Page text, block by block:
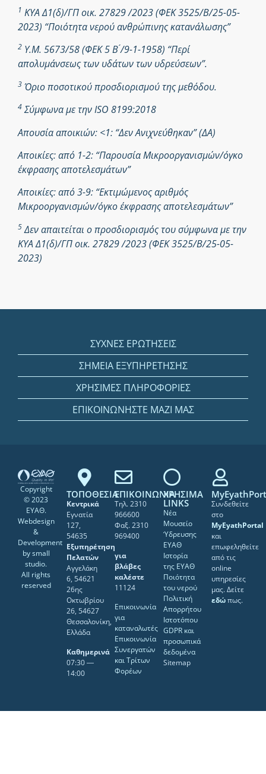
1 ΚΥΑ Δ1(δ)/ΓΠ οικ. 27829 /2023 (ΦΕΚ 3525/Β/25-05-
2023) “Ποιότητα νερού ανθρώπινης κατανάλωσης”
2 Υ.Μ. 5673/58 (ΦΕΚ 5 Β ́/9-1-1958) “Περί
απολυμάνσεως των υδάτων των υδρεύσεων”.
3 Όριο ποσοτικού προσδιορισμού της μεθόδου.
4Σύμφωνα με την ISO 8199:2018
Απουσία αποικιών: <1: “Δεν Ανιχνεύθηκαν” (ΔΑ)
Αποικίες: από 1-2: “Παρουσία Μικροοργανισμών/όγκο
έκφρασης αποτελεσμάτων”
Αποικίες: από 3-9: “Εκτιμώμενος αριθμός
Μικροοργανισμών/όγκο έκφρασης αποτελεσμάτων”
5Δεν απαιτείται ο προσδιορισμός του σύμφωνα με την
ΚΥΑ Δ1(δ)/ΓΠ οικ. 27829 /2023 (ΦΕΚ 3525/Β/25-05-
2023)
ΣΥΧΝΕΣ ΕΡΩΤΗΣΕΙΣ
ΣΗΜΕΙΑ ΕΞΥΠΗΡΕΤΗΣΗΣ
ΧΡΗΣΙΜΕΣ ΠΛΗΡΟΦΟΡΙΕΣ
ΕΠΙΚΟΙΝΩΝΗΣΤΕ ΜΑΖΙ ΜΑΣ
Copyright
© 2023
ΕΥΑΘ.
Webdesign
&
Development
bysmall
studio.
All rights
reserved
ΤΟΠΟΘΕΣΙΑ
Κεντρικά
Εγνατία
127,
54635
Εξυπηρέτηση
Πελατών
Αγγελάκη
6, 54621
26ης
Οκτωβρίου
26, 54627
Θεσσαλονίκη,
Ελλάδα
Καθημερινά
07:30 ―
14:00
ΕΠΙΚΟΙΝΩΝΙΑ
Τηλ. 2310
966600
Φαξ. 2310
969400
για
βλάβες
καλέστε
11124
Επικοινωνία
για
καταναλωτές
Επικοινωνία
Συνεργατών
και Τρίτων
Φορέων
ΧΡΗΣΙΜΑ
LINKS
Νέα
Μουσείο
Ύδρευσης
ΕΥΑΘ
Ιστορία
της ΕΥΑΘ
Ποιότητα
του νερού
Πολιτική
Απορρήτου
Ιστοτόπου
GDPR και
προσωπικά
δεδομένα
Sitemap
Συνδεθείτε
στο
MyEyathPortal
και
επωφεληθείτε
από τις
online
υπηρεσίες
μας. Δείτε
εδώπως.